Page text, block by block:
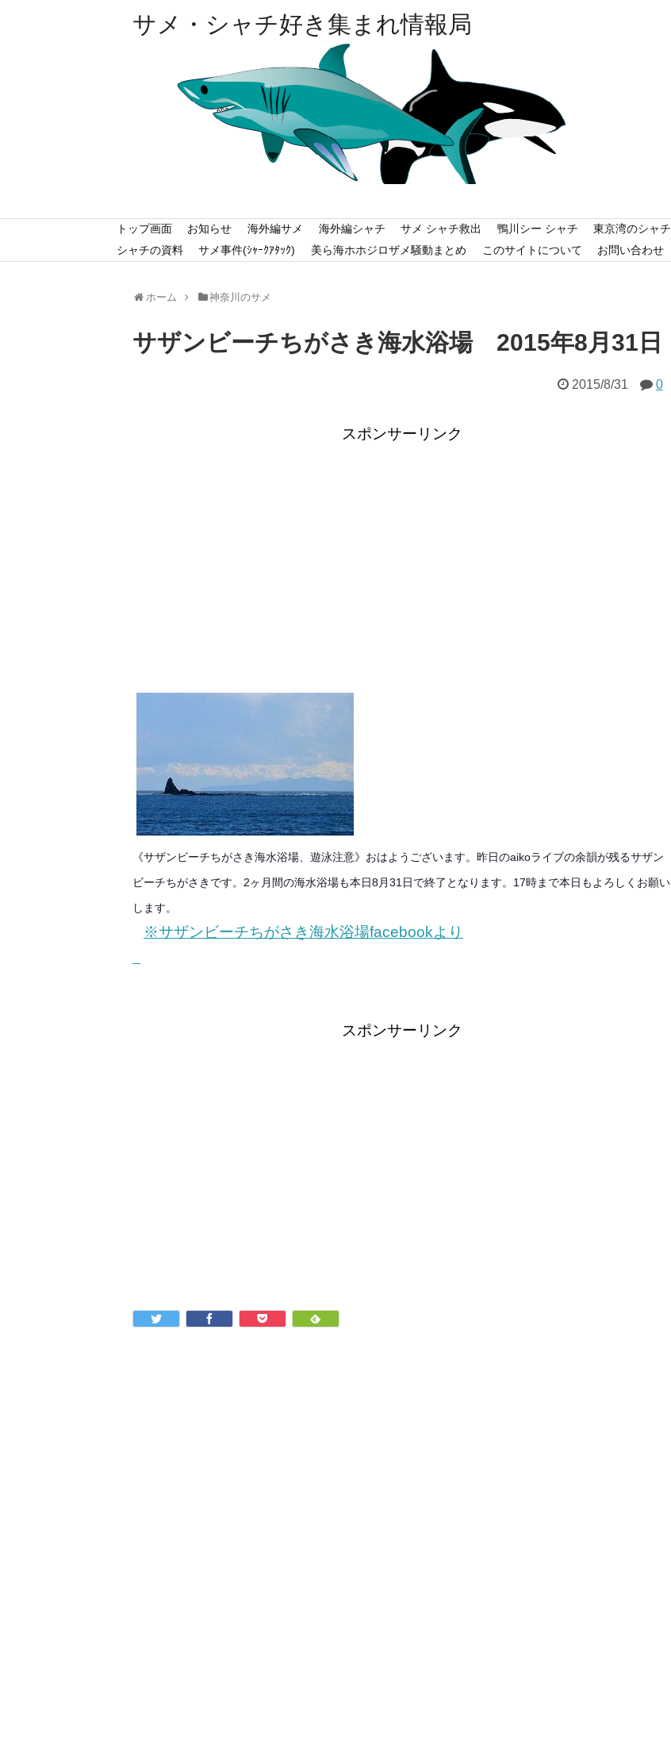
サメ・シャチ好き集まれ情報局
トップ画面 お知らせ 海外編サメ 海外編シャチ サメ シャチ救出 鴨川シー シャチ 東京湾のシャチ
シャチの資料
サメ事件(ｼｬｰｸｱﾀｯｸ) 美ら海ホホジロザメ騒動まとめ このサイトについて お問い合わせ
ホーム 神奈川のサメ
サザンビーチちがさき海水浴場 2015年8月31日
2015/8/31 0
スポンサーリンク
《サザンビーチちがさき海水浴場、遊泳注意》おはようございます。昨日のaikoライブの余韻が残るサザン
ビーチちがさきです。2ヶ月間の海水浴場も本日8月31日で終了となります。17時まで本日もよろしくお願い
します。
※サザンビーチちがさき海水浴場facebookより
スポンサーリンク